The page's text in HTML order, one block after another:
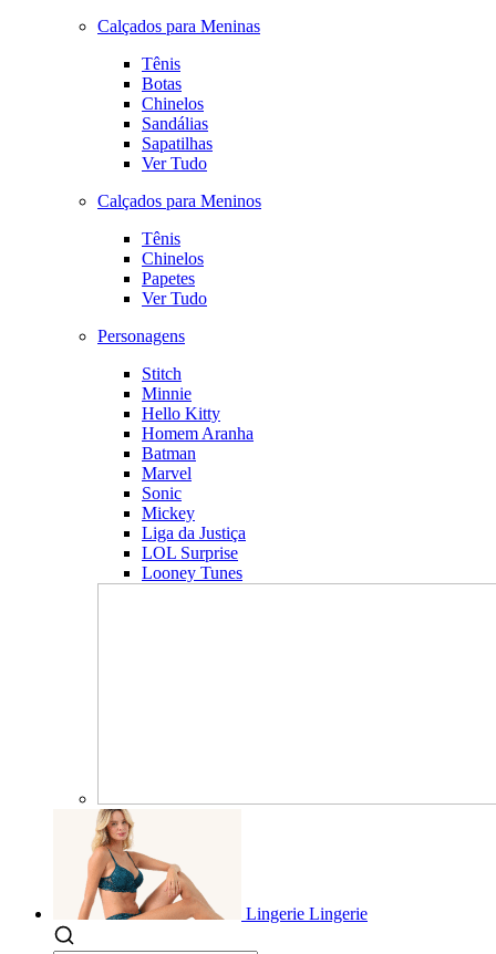
Calçados para Meninas
Tênis
Botas
Chinelos
Sandálias
Sapatilhas
Ver Tudo
Calçados para Meninos
Tênis
Chinelos
Papetes
Ver Tudo
Personagens
Stitch
Minnie
Hello Kitty
Homem Aranha
Batman
Marvel
Sonic
Mickey
Liga da Justiça
LOL Surprise
Looney Tunes
Lingerie Lingerie